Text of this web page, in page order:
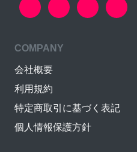
COMPANY
会社概要
利用規約
特定商取引に基づく表記
個人情報保護方針